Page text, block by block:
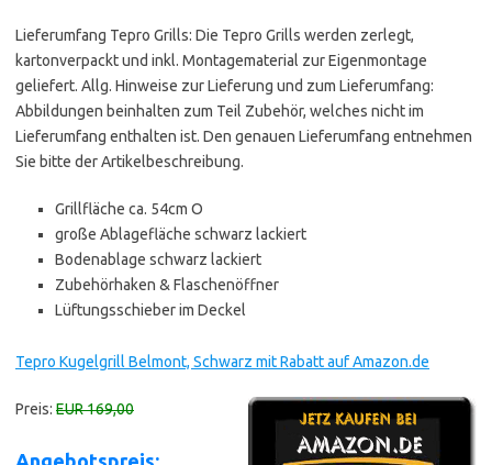
Lieferumfang Tepro Grills: Die Tepro Grills werden zerlegt,
kartonverpackt und inkl. Montagematerial zur Eigenmontage
geliefert. Allg. Hinweise zur Lieferung und zum Lieferumfang:
Abbildungen beinhalten zum Teil Zubehör, welches nicht im
Lieferumfang enthalten ist. Den genauen Lieferumfang entnehmen
Sie bitte der Artikelbeschreibung.
Grillfläche ca. 54cm O
große Ablagefläche schwarz lackiert
Bodenablage schwarz lackiert
Zubehörhaken & Flaschenöffner
Lüftungsschieber im Deckel
Tepro Kugelgrill Belmont, Schwarz mit Rabatt auf Amazon.de
Preis: EUR 169,00